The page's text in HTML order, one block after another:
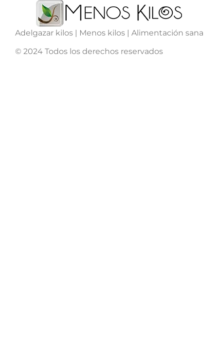
Adelgazar kilos | Menos kilos | Alimentación sana
© 2024 Todos los derechos reservados